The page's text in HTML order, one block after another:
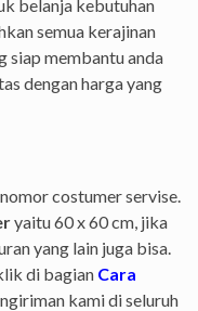
belanja kebutuhan
semua kerajinan
siap membantu anda
dengan harga yang
costumer servise.
yaitu 60 x 60 cm, jika
yang lain juga bisa.
di bagian Cara
kami di seluruh